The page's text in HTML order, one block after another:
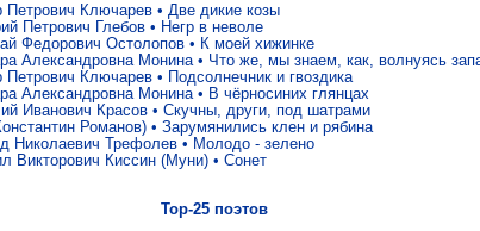
Петрович Ключарев • Две дикие козы
Петрович Глебов • Негр в неволе
Федорович Остолопов • К моей хижинке
Александровна Монина• Что же, мы знаем, как, волнуясь
Петрович Ключарев • Подсолнечник и гвоздика
Александровна Монина• В чёрносиних глянцах
Иванович Красов • Скучны, други, под шатрами
Романов) • Зарумянились клен и рябина
Николаевич Трефолев • Молодо - зелено
Викторович Киссин (Муни) • Сонет
Top-25 поэтов